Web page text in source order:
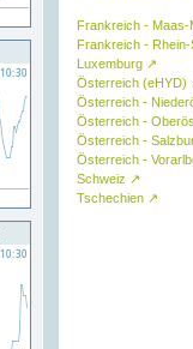
Frankreich - Maas-
Frankreich - Rhein-
Luxemburg ↗
Österreich (eHYD)
Österreich -
Österreich -
Österreich -
Österreich -
Schweiz ↗
Tschechien ↗